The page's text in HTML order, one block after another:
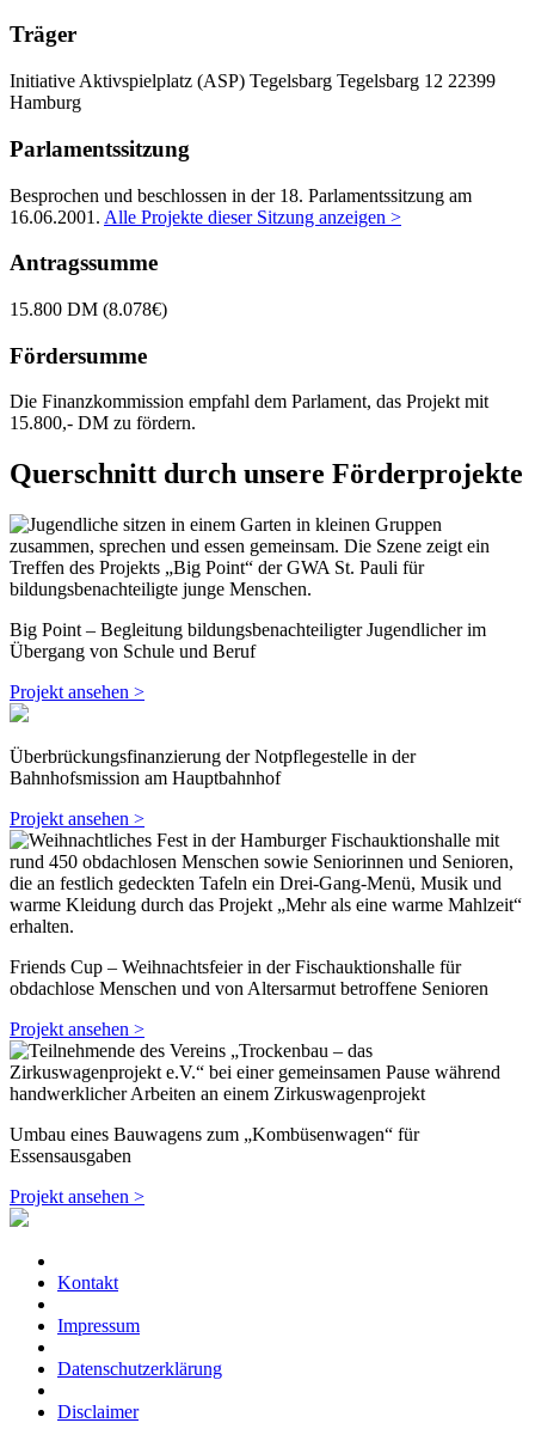
Träger
Initiative Aktivspielplatz (ASP) Tegelsbarg Tegelsbarg 12 22399
Hamburg
Parlamentssitzung
Besprochen und beschlossen in der 18. Parlamentssitzung am
16.06.2001 . Alle Projekte dieser Sitzung anzeigen >
Antragssumme
15.800 DM (8.078€)
Fördersumme
Die Finanzkommission empfahl dem Parlament, das Projekt mit
15.800,- DM zu fördern.
Querschnitt durch unsere Förderprojekte
Big Point – Begleitung bildungsbenachteiligter Jugendlicher im
Übergang von Schule und Beruf
Projekt ansehen >
Überbrückungsfinanzierung der Notpflegestelle in der
Bahnhofsmission am Hauptbahnhof
Projekt ansehen >
Friends Cup – Weihnachtsfeier in der Fischauktionshalle für
obdachlose Menschen und von Altersarmut betroffene Senioren
Projekt ansehen >
Umbau eines Bauwagens zum „Kombüsenwagen“ für
Essensausgaben
Projekt ansehen >
Kontakt
Impressum
Datenschutzerklärung
Disclaimer